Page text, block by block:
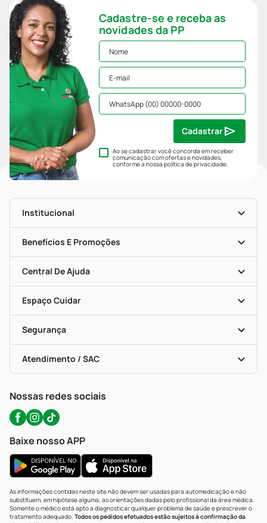
Cadastre-se e receba as
novidades da PP
Ao se cadastrar você concorda em receber
comunicação com ofertas e novidades,
conforme a nossapolítica de privacidade.
Cadastrar
Institucional
História
Nossas Lojas
Mapa De Categorias
Blog Da PP
Seja Uma Loja Parceira
Benefícios E Promoções
Clube PP
Convênios
Programa Popular Do Brasil
Encarte De Ofertas
Dermaclub
Descontos De Laboratório (PBM)
Cupons E Ofertas
Central De Ajuda
Entrega
Recompra Programada
Compras Com Receita
Alomed (tele-Entrega)
Formas De Pagamento
Troca E Devolução
Bulas De A A Z
Políticas De Marketplace
Espaço Cuidar
Vacinas
Serviços Farmacêuticos
Testes Rápidos
Autoteste Covid-19
Segurança
Certificado De Segurança
Portal Da Privacidade
Atendimento / SAC
WhatsApp (47) 9202-1687
Nossas redes sociais
Baixe nosso APP
As informações contidas neste site não devem ser usadas para automedicação e não
substituem, em hipótese alguma, as orientações dadas pelo profissional da área médica.
Somente o médico está apto a diagnosticar qualquer problema de saúde e prescrever o
tratamento adequado. Todos os pedidos efetuados estão sujeitos à confirmação da